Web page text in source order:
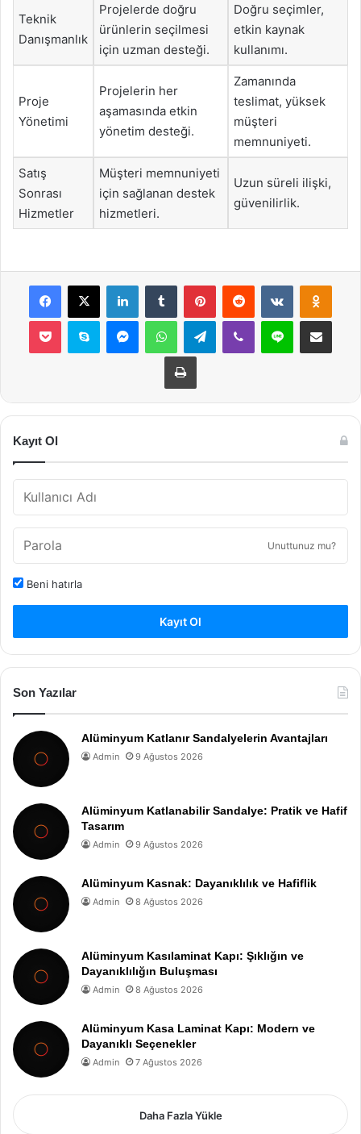
Teknik
Danışmanlık
Projelerde doğru
ürünlerin seçilmesi
için uzman desteği.
Doğru seçimler,
etkin kaynak
kullanımı.
Proje
Yönetimi
Projelerin her
aşamasında etkin
yönetim desteği.
Zamanında
teslimat, yüksek
müşteri
memnuniyeti.
Satış
Sonrası
Hizmetler
Müşteri memnuniyeti
için sağlanan destek
hizmetleri.
Uzun süreli ilişki,
güvenilirlik.
Facebook
X LinkedInTumblr PinterestReddit VKontakte
Pocket Skype MessengerWhatsAppTelegramViber Line E-Posta ile
Yazdır
Kayıt Ol
Unuttunuz mu?
Beni hatırla
Kayıt Ol
Son Yazılar
Alüminyum Katlanır Sandalyelerin Avantajları
Admin 9 Ağustos 2026
Alüminyum Katlanabilir Sandalye: Pratik ve Hafif
Tasarım
Admin 9 Ağustos 2026
Alüminyum Kasnak: Dayanıklılık ve Hafiflik
Admin 8 Ağustos 2026
Alüminyum Kasılaminat Kapı: Şıklığın ve
Dayanıklılığın Buluşması
Admin 8 Ağustos 2026
Alüminyum Kasa Laminat Kapı: Modern ve
Dayanıklı Seçenekler
Admin 7 Ağustos 2026
Daha Fazla Yükle